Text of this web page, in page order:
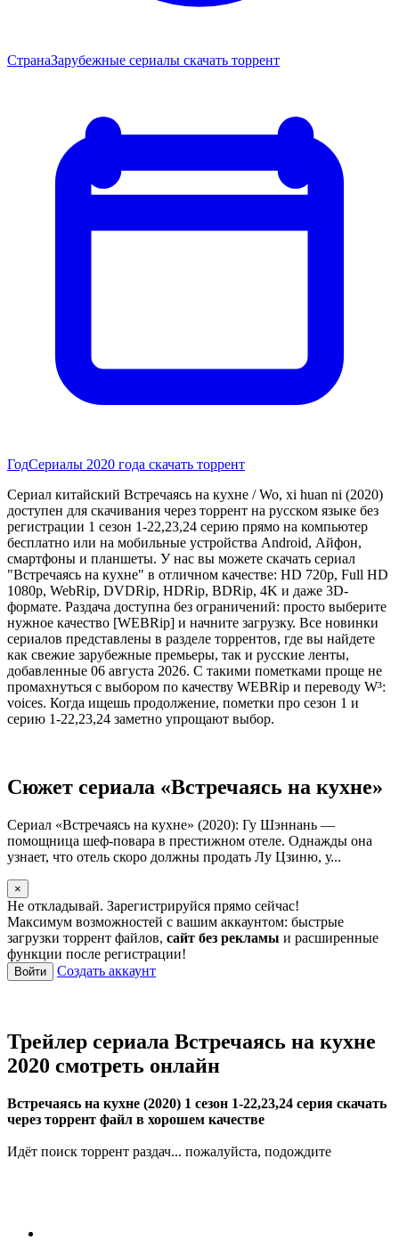
СтранаЗарубежные сериалы скачать торрент
ГодСериалы 2020 года скачать торрент
Сериал китайский Встречаясь на кухне / Wo, xi huan ni (2020)
доступен для скачивания через торрент на русском языке без
регистрации 1 сезон 1-22,23,24 серию прямо на компьютер
бесплатно или на мобильные устройства Android, Айфон,
смартфоны и планшеты. У нас вы можете скачать сериал
"Встречаясь на кухне" в отличном качестве: HD 720p, Full HD
1080p, WebRip, DVDRip, HDRip, BDRip, 4K и даже 3D-
формате. Раздача доступна без ограничений: просто выберите
нужное качество [WEBRip] и начните загрузку. Все новинки
сериалов представлены в разделе торрентов, где вы найдете
как свежие зарубежные премьеры, так и русские ленты,
добавленные 06 августа 2026. С такими пометками проще не
промахнуться с выбором по качеству WEBRip и переводу W³:
voices. Когда ищешь продолжение, пометки про сезон 1 и
серию 1-22,23,24 заметно упрощают выбор.
Сюжет сериала «Встречаясь на кухне»
Сериал «Встречаясь на кухне» (2020): Гу Шэннань —
помощница шеф-повара в престижном отеле. Однажды она
узнает, что отель скоро должны продать Лу Цзиню, у...
×
Не откладывай. Зарегистрируйся прямо сейчас!
Максимум возможностей с вашим аккаунтом: быстрые
загрузки торрент файлов, сайт без рекламы и расширенные
функции после регистрации!
Войти Создать аккаунт
Трейлер сериала Встречаясь на кухне
2020 смотреть онлайн
Встречаясь на кухне (2020) 1 сезон 1-22,23,24 серия скачать
через торрент файл в хорошем качестве
Идёт поиск торрент раздач... пожалуйста, подождите